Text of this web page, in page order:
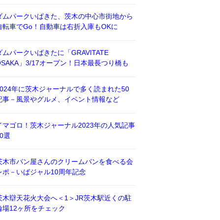
ムパークいばきた、茨木の中心市街地から
転車でGo！自動車は右折入庫もOKに
ムパークいばきたに「GRAVITATE
」3/17オープン！日本最長つり橋も
年に茨木ジャーナルで多く読まれた50
事－風景やグルメ、イベント情報など
マゴロ！茨木ジャーナル2023年の人気記事
選
木市パン屋さんのクリームパンを食べる会
ポ－いばジャル10周年記念
木辯天花火大会へ＜1＞JR茨木駅近くの駐
場12ヶ所をチェック